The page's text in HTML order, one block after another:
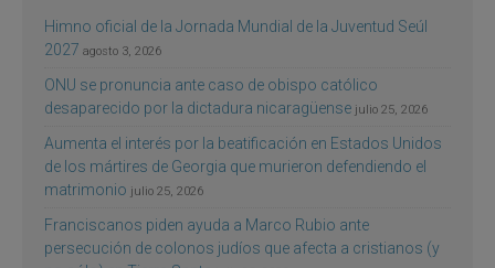
Himno oficial de la Jornada Mundial de la Juventud Seúl
2027 agosto 3, 2026
ONU se pronuncia ante caso de obispo católico
desaparecido por la dictadura nicaragüense julio 25, 2026
Aumenta el interés por la beatificación en Estados Unidos
de los mártires de Georgia que murieron defendiendo el
matrimonio julio 25, 2026
Franciscanos piden ayuda a Marco Rubio ante
persecución de colonos judíos que afecta a cristianos (y